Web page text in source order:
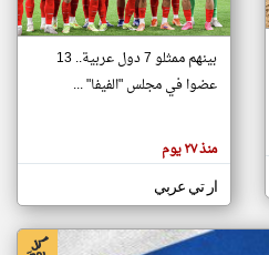
تغيير الدولة
اخبار جزر القمر على مدار الساعة
أهم اخبار جزر القمر العاجلة والمباشرة
بينهم ممثلو 7 دول عربية.. 13
عضوا في مجلس "الفيفا" ...
منذ ٢٧ يوم
ار تي عربي
klyoum.com